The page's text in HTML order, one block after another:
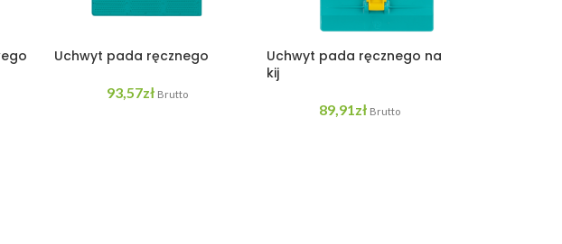
Uchwyt pada ręcznego
93,57zł Brutto
Uchwyt pada ręcznego na
kij
89,91 zł Brutto